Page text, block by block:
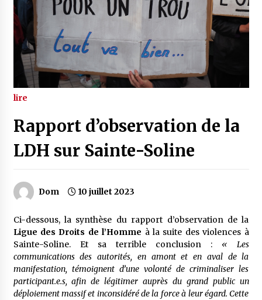
lire
Rapport d’observation de la
LDH sur Sainte-Soline
Dom 10 juillet 2023
Ci-dessous, la synthèse du rapport d’observation de la
Ligue des Droits de l’Homme à la suite des violences à
Sainte-Soline. Et sa terrible conclusion : « Les
communications des autorités, en amont et en aval de la
manifestation, témoignent d’une volonté de criminaliser les
participant.e.s, afin de légitimer auprès du grand public un
déploiement massif et inconsidéré de la force à leur égard. Cette